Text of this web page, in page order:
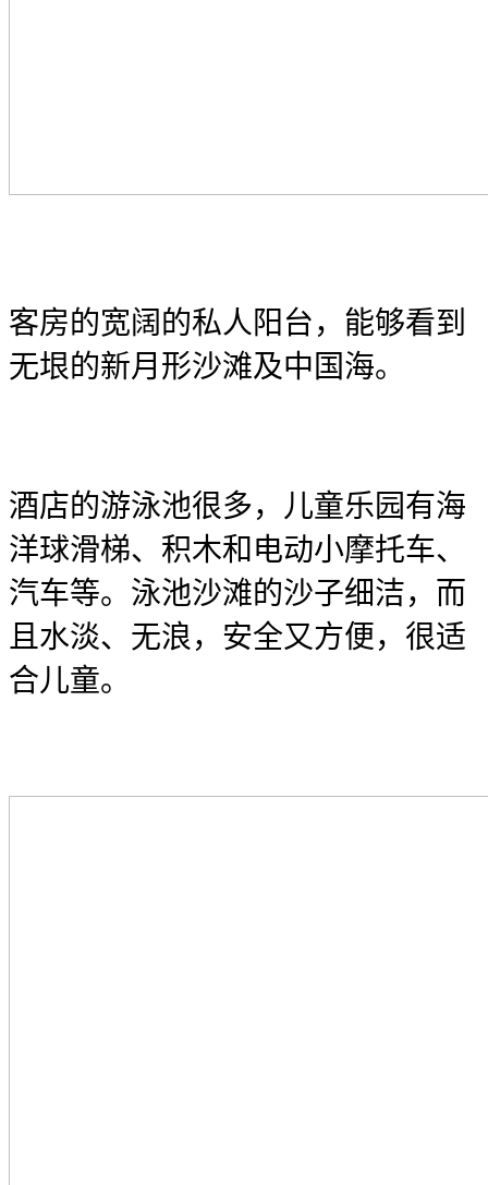
客房的宽阔的私人阳台，能够看到
无垠的新月形沙滩及中国海。
酒店的游泳池很多，儿童乐园有海
洋球滑梯、积木和电动小摩托车、
汽车等。泳池沙滩的沙子细洁，而
且水淡、无浪，安全又方便，很适
合儿童。